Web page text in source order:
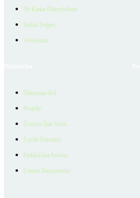
Ne Kadar Ödeyebilirim
Emlak Değeri
Verilerimiz
Danışman Bul
Projeler
Ücretsiz İlan Verin
Üyelik Paketleri
EmlakZeka Asistan
Uzman Danışmanlar